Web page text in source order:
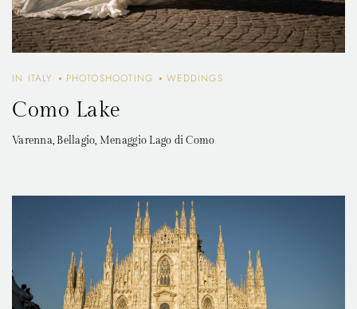
IN ITALY PHOTOSHOOTING WEDDINGS
Como Lake
Varenna, Bellagio, Menaggio Lago di Como